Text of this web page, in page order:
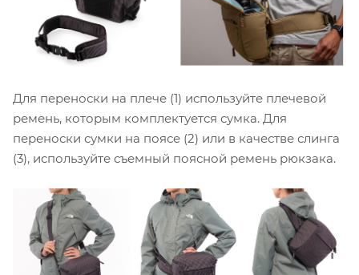
Для переноски на плече (1) используйте плечевой
ремень, которым комплектуется сумка. Для
переноски сумки на поясе (2) или в качестве слинга
(3), используйте съемный поясной ремень рюкзака.